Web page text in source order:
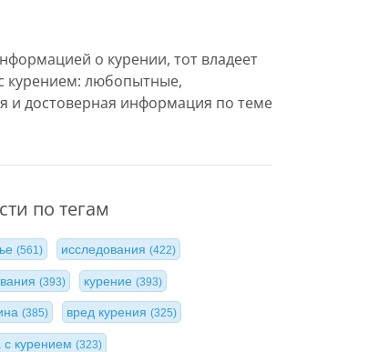
о курении, тот владеет
курением: любопытные,
и достоверная информация по теме
по тегам
(561) исследования(422)
(393) курение(393)
(385) вред курения(325)
с курением (323)